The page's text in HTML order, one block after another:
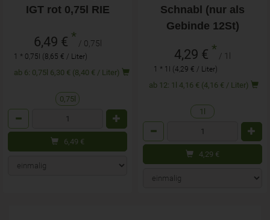
IGT rot 0,75l RIE
6,49 € * / 0,75l
1 * 0,75l (8,65 € / Liter)
ab 6: 0,75l 6,30 € (8,40 € / Liter)
0,75l
6,49 €
Schnabl (nur als
Gebinde 12St)
4,29 € * / 1l
1 * 1l (4,29 € / Liter)
ab 12: 1l 4,16 € (4,16 € / Liter)
1l
4,29 €